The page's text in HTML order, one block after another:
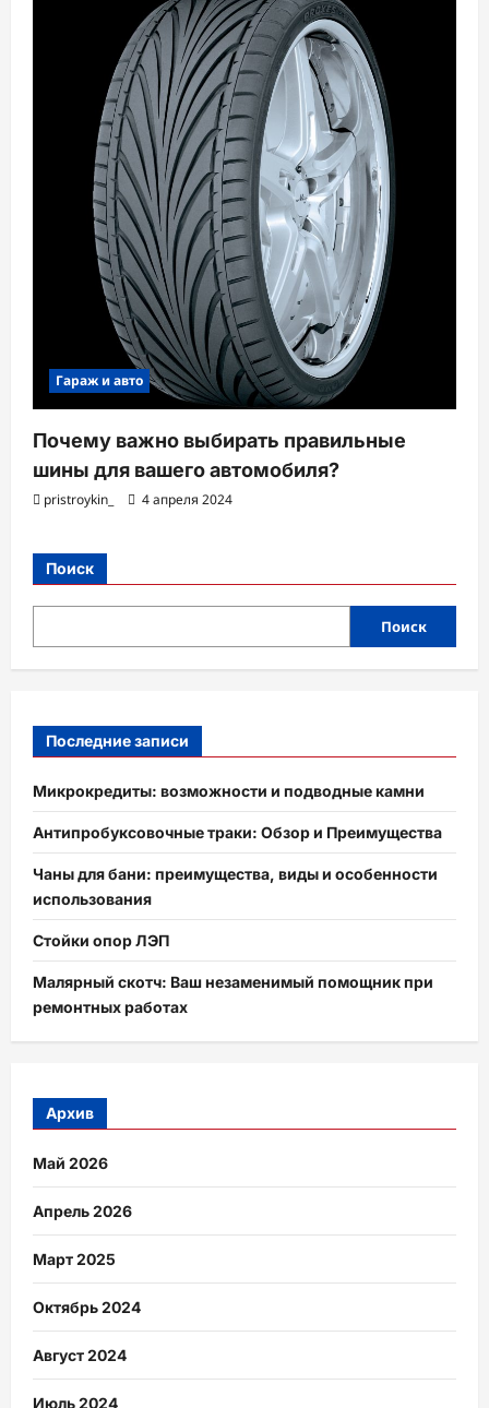
Гараж и авто
Почему важно выбирать правильные
шины для вашего автомобиля?
pristroykin_ 4 апреля 2024
Поиск
Поиск
Последние записи
Микрокредиты: возможности и подводные камни
Антипробуксовочные траки: Обзор и Преимущества
Чаны для бани: преимущества, виды и особенности
использования
Стойки опор ЛЭП
Малярный скотч: Ваш незаменимый помощник при
ремонтных работах
Архив
Май 2026
Апрель 2026
Март 2025
Октябрь 2024
Август 2024
Июль 2024